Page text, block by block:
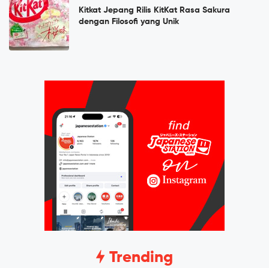
Kitkat Jepang Rilis KitKat Rasa Sakura
dengan Filosofi yang Unik
Trending